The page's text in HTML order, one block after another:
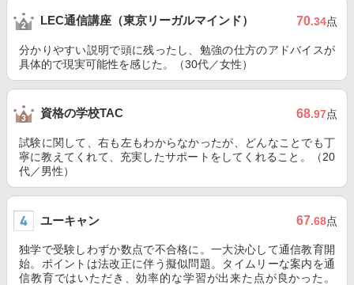
LEC通信講座（東京リーガルマインド） 70.34点
分かりやすい説明で頭に残ったし、勉強の仕方のアドバイスが
具体的で現実可能性を感じた。（30代／女性）
資格の学校TAC 68.97点
試験に関して、右も左もわからなかったが、どんなことでも丁
寧に教えてくれて、充実したサポートをしてくれること。（20
代／男性）
ユーキャン 67.68点
独学で受験しわずか数点で不合格に。一大決心して通信教育開
始。ポイントは法改正に伴う擬似問題。タイムリーな案内を通
信教育ではいただき、効率的な学習が出来た点が良かった。